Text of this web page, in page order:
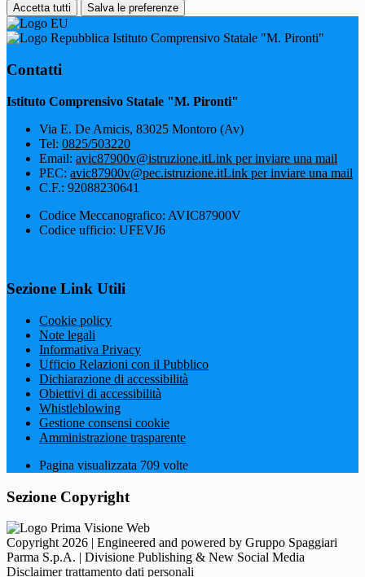
Accetta tutti Salva le preferenze
Istituto Comprensivo Statale "M. Pironti"
Contatti
Istituto Comprensivo Statale "M. Pironti"
Via E. De Amicis, 83025 Montoro (Av)
Tel: 0825/503220
Email: avic87900v@istruzione.itLink per inviare una mail
PEC: avic87900v@pec.istruzione.itLink per inviare una mail
C.F.: 92088230641
Codice Meccanografico: AVIC87900V
Codice ufficio: UFEVJ6
Sezione Link Utili
Cookie policy
Note legali
Informativa Privacy
Ufficio Relazioni con il Pubblico
Dichiarazione di accessibilità
Obiettivi di accessibilità
Whistleblowing
Gestione consensi cookie
Amministrazione trasparente
Pagina visualizzata 709 volte
Sezione Copyright
Copyright 2026 | Engineered and powered by Gruppo Spaggiari
Parma S.p.A. | Divisione Publishing & New Social Media
Disclaimer trattamento dati personali